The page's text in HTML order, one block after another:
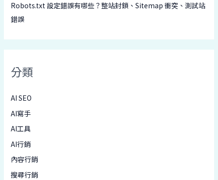
Robots.txt 設定錯誤有哪些？整站封鎖、Sitemap 衝突、測試站
錯誤
分類
AI SEO
AI寫手
AI工具
AI行銷
內容行銷
搜尋行銷